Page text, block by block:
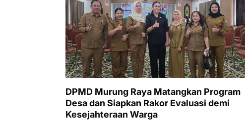
DPMD Murung Raya Matangkan Program
Desa dan Siapkan Rakor Evaluasi demi
Kesejahteraan Warga